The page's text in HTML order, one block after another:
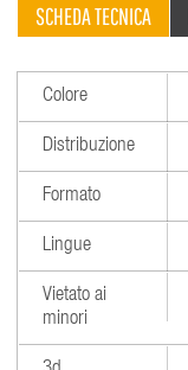
SCHEDA TECNICA
Colore
Distribuzione
Formato
Lingue
Vietato ai
minori